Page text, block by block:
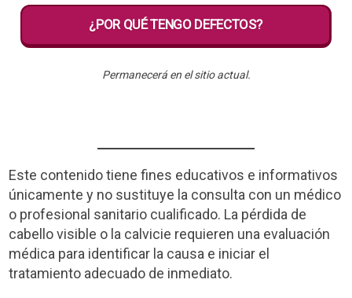
¿POR QUÉ TENGO DEFECTOS?
Permanecerá en el sitio actual.
Este contenido tiene fines educativos e informativos
únicamente y no sustituye la consulta con un médico
o profesional sanitario cualificado. La pérdida de
cabello visible o la calvicie requieren una evaluación
médica para identificar la causa e iniciar el
tratamiento adecuado de inmediato.